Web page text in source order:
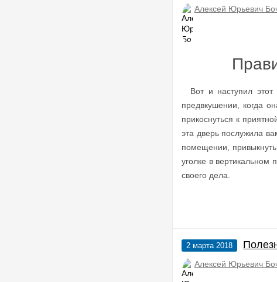
Алексей Юрьевич
Вот и наступил
предвкушении, когда
прикоснуться к
эта дверь послужила
помещении,
уголке в
своего дела.
2 марта 2018
Алексей Юрьевич